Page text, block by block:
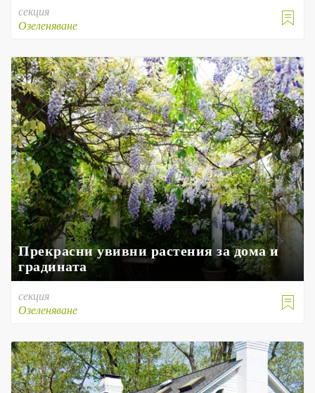

секция
Озеленяване
Прекрасни увивни растения за дома и
градината

секция
Озеленяване